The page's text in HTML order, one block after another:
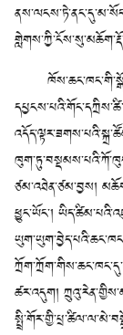
ཙམ་འཐེན་ཙམ་བྱས།
ཕྱུང་ཡོང་།
ཚར་འདུག།